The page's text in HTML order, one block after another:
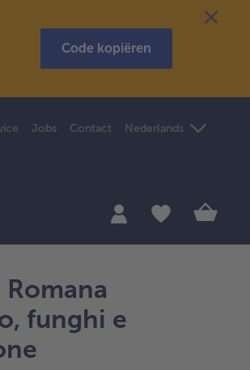
Code kopiëren
Jobs Contact Nederlands
Romana
funghi e